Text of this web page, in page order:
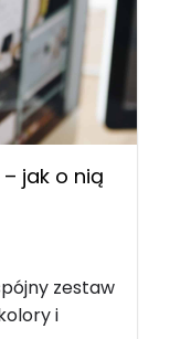
jak o nią
zestaw
i